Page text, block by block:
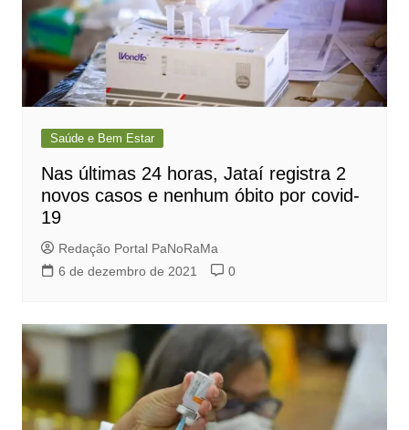
Saúde e Bem Estar
Nas últimas 24 horas, Jataí registra 2
novos casos e nenhum óbito por covid-
19
Redação Portal PaNoRaMa
6 de dezembro de 2021
0